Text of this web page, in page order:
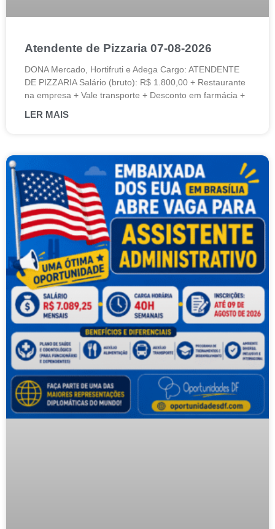
Atendente de Pizzaria 07-08-2026
DONA Mercado, Hortifruti e Adega Cargo: ATENDENTE
DE PIZZARIA Salário (bruto): R$ 1.800,00 + Restaurante
na empresa + Vale transporte + Desconto em farmácia +
LER MAIS